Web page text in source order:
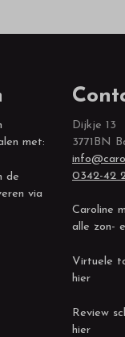
met:
de
via
Dijkje 13
3771BN
0342-42
Caroline
alle zon-
Virtuele
hier
Review
hier